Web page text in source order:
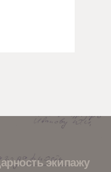
экипажу